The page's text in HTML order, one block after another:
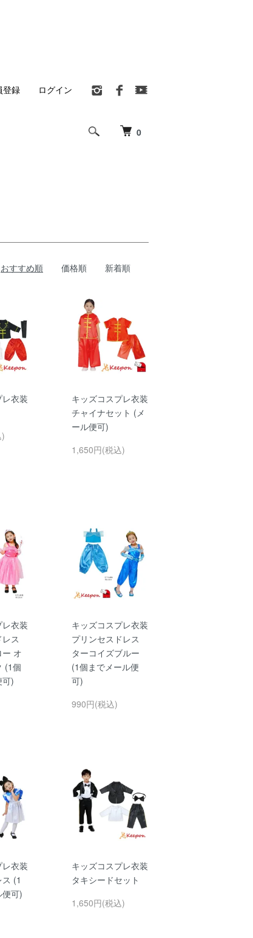
0
登録 ログイン
おすすめ順 価格順 新着順
衣装
キッズコスプレ衣装
チャイナセット (メ
ール便可)
1,650円(税込)
衣装
ス
ー オ
(1個
可)
キッズコスプレ衣装
プリンセスドレス
ターコイズブルー
(1個までメール便
可)
990円(税込)
衣装
(1
可)
キッズコスプレ衣装
タキシードセット
1,650円(税込)